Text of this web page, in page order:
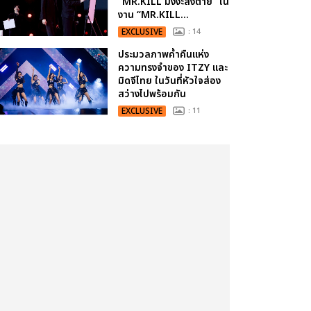
งาน “MR.KILL...
EXCLUSIVE : 14
ประมวลภาพค่ำคืนแห่ง
ความทรงจำของ ITZY และ
มิดจีไทย ในวันที่หัวใจส่อง
สว่างไปพร้อมกัน
EXCLUSIVE : 11